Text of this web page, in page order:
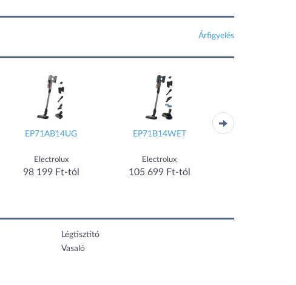
Árfigyelés
EP71B14WET
Electrolux
105 699 Ft-tól
BWD421POW
Bosch
106 521 Ft-tól
Légtisztító
Vasaló